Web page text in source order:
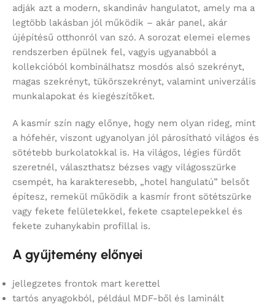
adják azt a modern, skandináv hangulatot, amely ma a
legtöbb lakásban jól működik – akár panel, akár
újépítésű otthonról van szó. A sorozat elemei elemes
rendszerben épülnek fel, vagyis ugyanabból a
kollekcióból kombinálhatsz mosdós alsó szekrényt,
magas szekrényt, tükörszekrényt, valamint univerzális
munkalapokat és kiegészítőket.
A kasmír szín nagy előnye, hogy nem olyan rideg, mint
a hófehér, viszont ugyanolyan jól párosítható világos és
sötétebb burkolatokkal is. Ha világos, légies fürdőt
szeretnél, választhatsz bézses vagy világosszürke
csempét, ha karakteresebb, „hotel hangulatú” belsőt
építesz, remekül működik a kasmír front sötétszürke
vagy fekete felületekkel, fekete csaptelepekkel és
fekete zuhanykabin profillal is.
A gyűjtemény előnyei
jellegzetes frontok mart kerettel
tartós anyagokból, például MDF-ből és laminált